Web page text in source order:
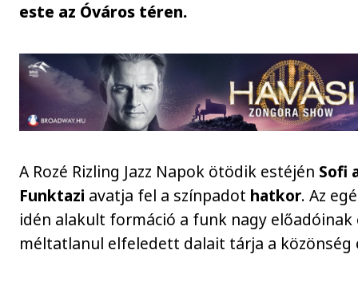
este az Óváros téren.
A Rozé Rizling Jazz Napok ötödik estéjén Sofi
Funktazi avatja fel a színpadot hatkor. Az
idén alakult formáció a funk nagy előadóinak
méltatlanul elfeledett dalait tárja a közönség